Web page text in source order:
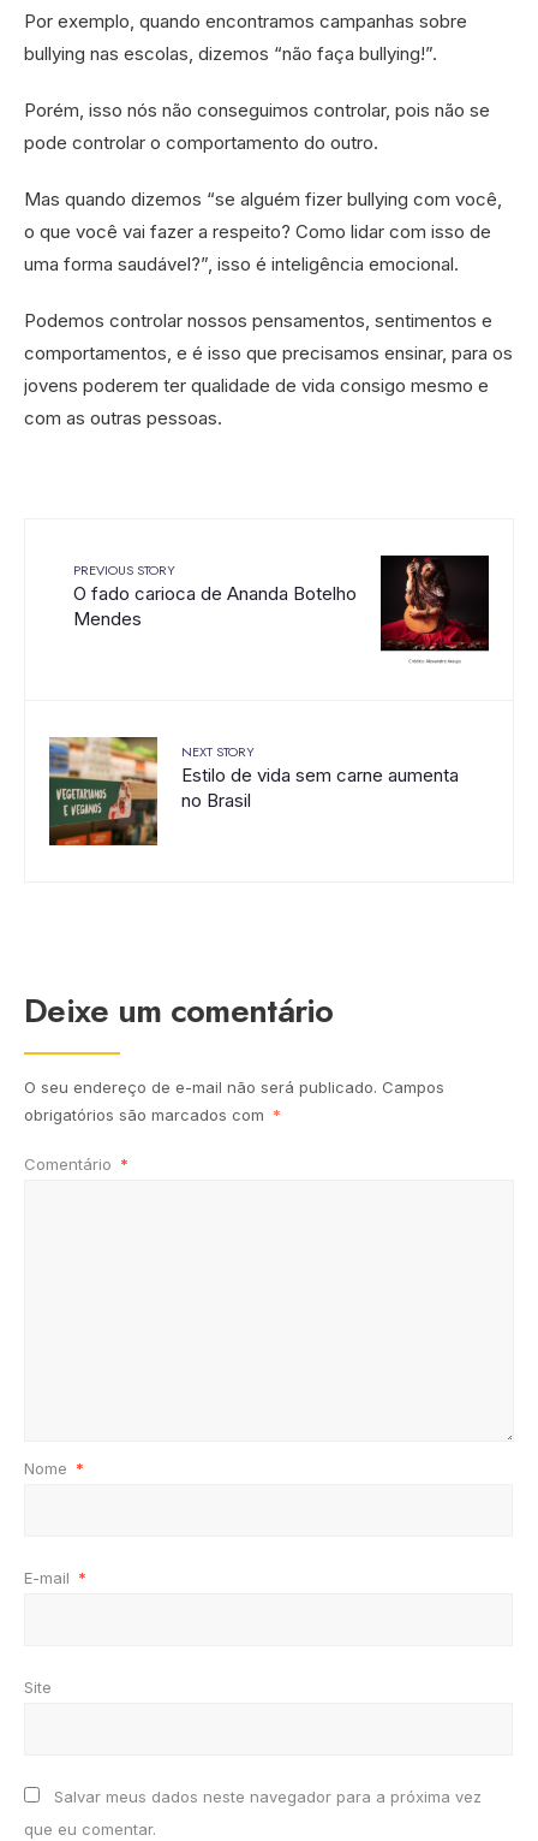
Por exemplo, quando encontramos campanhas sobre
bullying nas escolas, dizemos “não faça bullying!”.
Porém, isso nós não conseguimos controlar, pois não se
pode controlar o comportamento do outro.
Mas quando dizemos “se alguém fizer bullying com você,
o que você vai fazer a respeito? Como lidar com isso de
uma forma saudável?”, isso é inteligência emocional.
Podemos controlar nossos pensamentos, sentimentos e
comportamentos, e é isso que precisamos ensinar, para os
jovens poderem ter qualidade de vida consigo mesmo e
com as outras pessoas.
PREVIOUS STORY
O fado carioca de Ananda Botelho
Mendes
NEXT STORY
Estilo de vida sem carne aumenta
no Brasil
Deixe um comentário
O seu endereço de e-mail não será publicado. Campos
obrigatórios são marcados com *
Comentário *
Nome *
E-mail *
Site
Salvar meus dados neste navegador para a próxima vez
que eu comentar.